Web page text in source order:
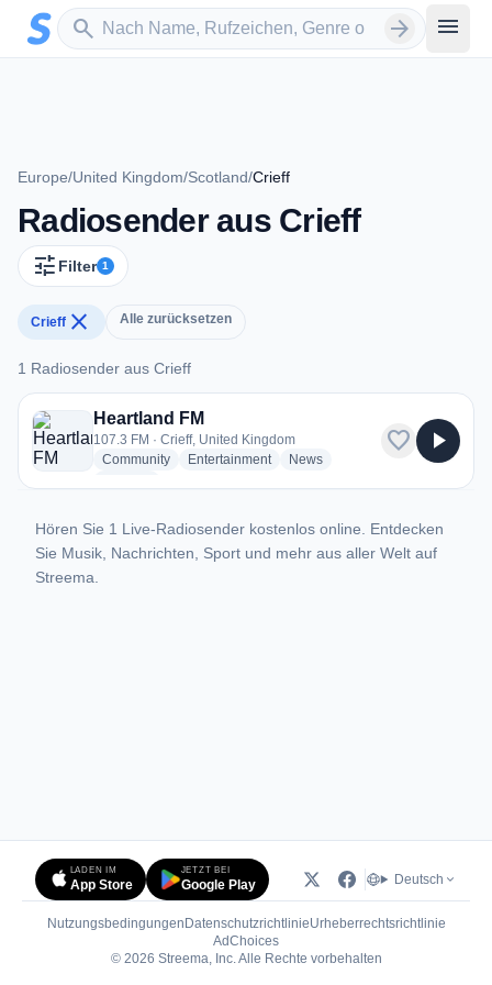
Zum Hauptinhalt springen
search
Sender suchen arrow_forward menu
Europe/United Kingdom/Scotland/Crieff
Radiosender aus Crieff
tune Filter 1
Crieff close Alle zurücksetzen
1 Radiosender aus Crieff
1 Radiosender aus Crieff
Heartland FM
107.3 FM · Crieff, United Kingdom
Communityradio stations
Entertainmentradio stations
Newsradio stations
favorite play_arrow
Hören Sie 1 Live-Radiosender kostenlos online. Entdecken
Sie Musik, Nachrichten, Sport und mehr aus aller Welt auf
Streema.
LADEN IM
App Store
JETZT BEI
Google Play Deutsch
Nutzungsbedingungen DatenschutzrichtlinieUrheberrechtsrichtlinie
AdChoices(öffnet in neuem Tab)
© 2026 Streema, Inc. Alle Rechte vorbehalten